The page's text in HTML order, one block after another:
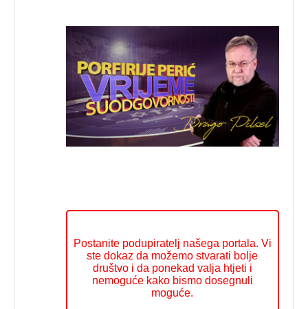
Postanite podupiratelj našega portala. Vi
ste dokaz da možemo stvarati bolje
društvo i da ponekad valja htjeti i
nemoguće kako bismo dosegnuli
moguće.